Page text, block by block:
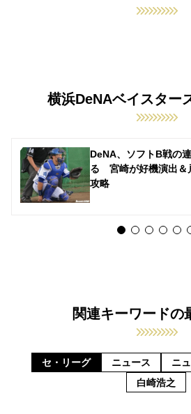
横浜DeNAベイスター
DeNA、ソフトB戦の
る 宮崎が好機演出＆
攻略
関連キーワードの
セ・リーグ ニュース ニ
白崎浩之